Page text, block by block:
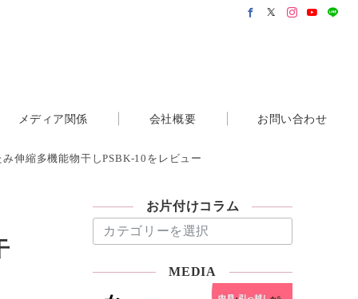
メディア関係 会社概要 お問い合わせ
伸縮多機能物干しPSBK-10をレビュー
お片付けコラム
片
MEDIA